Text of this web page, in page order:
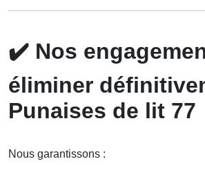
✔️ Nos
éliminer
Punaises de lit 77
Nous garantissons :